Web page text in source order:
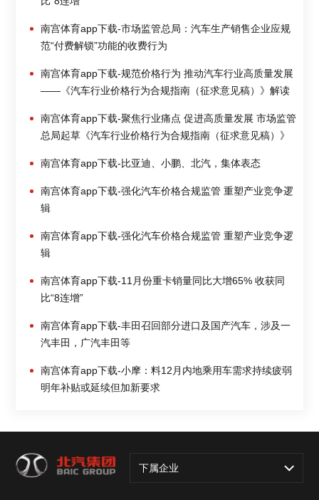
南宫体育app下载-市场监管总局：汽车生产销售企业应规
范“付费解锁”功能的收费行为
南宫体育app下载-规范价格行为 推动汽车行业高质量发展
——《汽车行业价格行为合规指南（征求意见稿）》解读
南宫体育app下载-聚焦行业痛点 促进高质量发展 市场监管
总局起草《汽车行业价格行为合规指南（征求意见稿）》
南宫体育app下载-比亚迪、小鹏、北汽，集体表态
南宫体育app下载-强化汽车价格合规监管 重塑产业竞争逻
辑
南宫体育app下载-强化汽车价格合规监管 重塑产业竞争逻
辑
南宫体育app下载-11月份重卡销量同比大增65% 收获同
比“8连增”
南宫体育app下载-丰田召回部分进口及国产汽车，涉及一
汽丰田，广汽丰田等
南宫体育app下载-小摩：料12月内地乘用车需求持续疲弱
明年补贴或延续但加新要求
下属企业